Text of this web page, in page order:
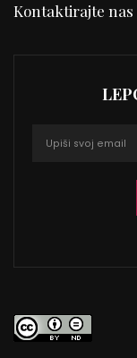
Kontaktirajte nas